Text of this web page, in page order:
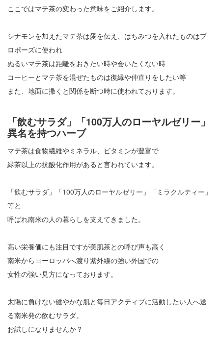
ここではマテ茶の変わった意味をご紹介します。
シナモンを加えたマテ茶は愛を伝え、はちみつを入れたものはプ
ロポーズに使われ
ぬるいマテ茶は距離をおきたい時や会いたくない時
コーヒーとマテ茶を混ぜたものは復縁や仲直りをしたい等
また、地面に撒くと関係を断つ時に使われております。
「飲むサラダ」「100万人のローヤルゼリー」
異名を持つハーブ
マテ茶は食物繊維やミネラル、ビタミンが豊富で
緑茶以上の抗酸化作用があると言われています。
「飲むサラダ」「100万人のローヤルゼリー」「ミラクルティー」
等と
呼ばれ南米の人の暮らしを支えてきました。
高い栄養価にも注目ですが美肌茶との呼び声も高く
南米からヨーロッパへ渡り紫外線の強い外国での
女性の強い見方になっております。
太陽に負けない健やかな肌と毎日アクティブに活動したい人へ送
る南米発の飲むサラダ。
お試しになりませんか？